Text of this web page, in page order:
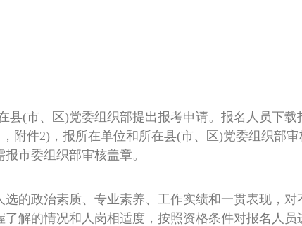
(市、区)党委组织部提出报考申请。报名人员下载
附件2)，报所在单位和所在县(市、区)党委组织部
市委组织部审核盖章。
的政治素质、专业素养、工作实绩和一贯表现，对
解的情况和人岗相适度，按照资格条件对报名人员